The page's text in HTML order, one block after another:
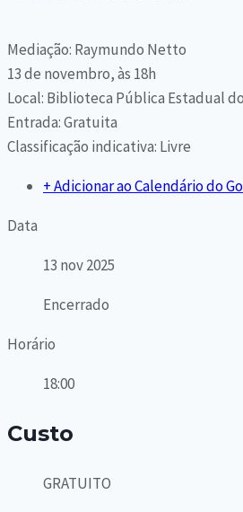
Mediação: Raymundo Netto
13 de novembro, às 18h
Local: Biblioteca Pública Estadual
Entrada: Gratuita
Classificação indicativa: Livre
+ Adicionar ao Calendário do
Data
13 nov 2025
Encerrado
Horário
18:00
Custo
GRATUITO